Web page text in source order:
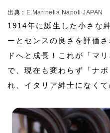
出典： E.Marinella Napoli JAPAN
1914年に誕生した小さな
ーとセンスの良さを評価
ドへと成長！これが「マ
で、現在も変わらず「ナ
れ、イタリア紳士になくて